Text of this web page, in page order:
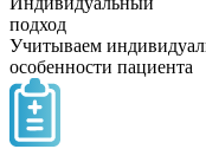
подход
Учитываем
особенности пациента